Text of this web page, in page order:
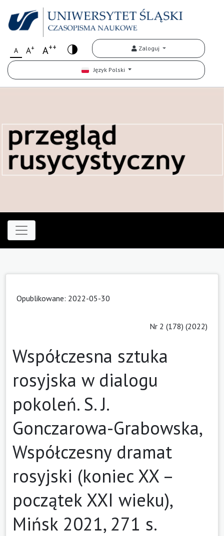
A A+ A++ Zaloguj
Język Polski
Opublikowane: 2022-05-30
Nr 2 (178) (2022)
Współczesna sztuka
rosyjska w dialogu
pokoleń. S. J.
Gonczarowa-Grabowska,
Współczesny dramat
rosyjski (koniec XX –
początek XXI wieku),
Mińsk 2021, 271 s.